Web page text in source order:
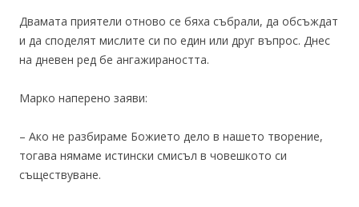
Двамата приятели отново се бяха събрали, да обсъждат
и да споделят мислите си по един или друг въпрос. Днес
на дневен ред бе ангажираността.
Марко наперено заяви:
– Ако не разбираме Божието дело в нашето творение,
тогава нямаме истински смисъл в човешкото си
съществуване.